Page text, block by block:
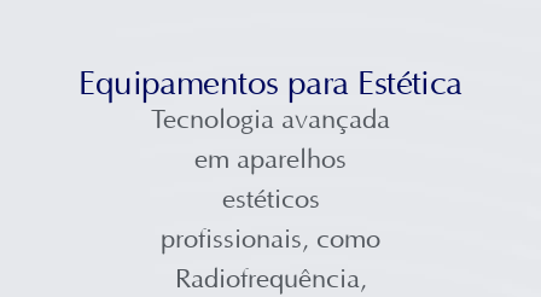
Equipamentos para Estética
Tecnologia avançada
em aparelhos
estéticos
profissionais, como
Radiofrequência,